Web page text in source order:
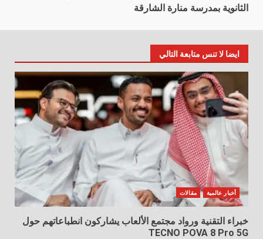
الثانوية بمدرسة منارة الشارقة
ايضا لا تنس متابعة التالي
أخبار عالمية مقالات
خبراء التقنية ورواد مجتمع الألعاب يشاركون انطباعاتهم حول
TECNO POVA 8 Pro 5G